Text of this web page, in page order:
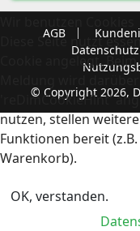
AGB
Datenschutz
© Copyright 2026,
Diese Seite nutzt
Cookie angelegt.
Meldung wird
'reDimCookieHint'
nutzen, stellen
Funktionen bereit
Warenkorb).
OK, verstanden.